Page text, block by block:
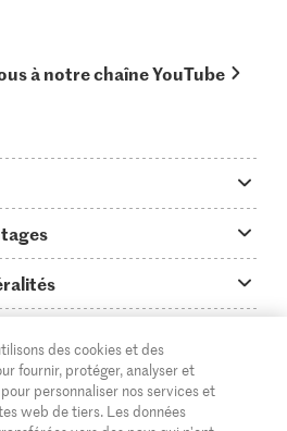
à notre chaîne YouTube
Migusto
des cookies et des
fournir, protéger, analyser et
personnaliser nos services et
web de tiers. Les données